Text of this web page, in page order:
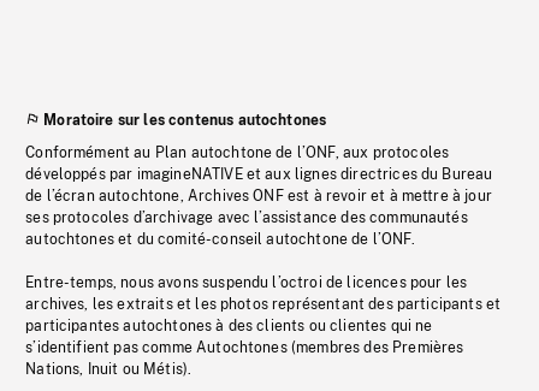
Moratoire sur les contenus autochtones
Conformément au Plan autochtone de l’ONF, aux protocoles
développés par imagineNATIVE et aux lignes directrices du Bureau
de l’écran autochtone, Archives ONF est à revoir et à mettre à jour
ses protocoles d’archivage avec l’assistance des communautés
autochtones et du comité-conseil autochtone de l’ONF.
Entre-temps, nous avons suspendu l’octroi de licences pour les
archives, les extraits et les photos représentant des participants et
participantes autochtones à des clients ou clientes qui ne
s’identifient pas comme Autochtones (membres des Premières
Nations, Inuit ou Métis).